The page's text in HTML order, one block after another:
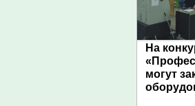
На
могут